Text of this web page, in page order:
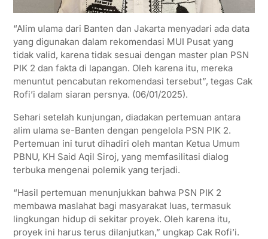
“Alim ulama dari Banten dan Jakarta menyadari ada data
yang digunakan dalam rekomendasi MUI Pusat yang
tidak valid, karena tidak sesuai dengan master plan PSN
PIK 2 dan fakta di lapangan. Oleh karena itu, mereka
menuntut pencabutan rekomendasi tersebut”, tegas Cak
Rofi’i dalam siaran persnya. (06/01/2025).
Sehari setelah kunjungan, diadakan pertemuan antara
alim ulama se-Banten dengan pengelola PSN PIK 2.
Pertemuan ini turut dihadiri oleh mantan Ketua Umum
PBNU, KH Said Aqil Siroj, yang memfasilitasi dialog
terbuka mengenai polemik yang terjadi.
“Hasil pertemuan menunjukkan bahwa PSN PIK 2
membawa maslahat bagi masyarakat luas, termasuk
lingkungan hidup di sekitar proyek. Oleh karena itu,
proyek ini harus terus dilanjutkan,” ungkap Cak Rofi’i.